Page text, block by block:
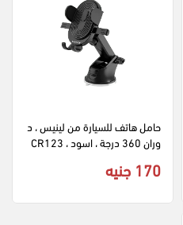
حامل هاتف للسيارة من لينيس ، د
وران 360 درجة ، اسود ، CR123
170 جنيه